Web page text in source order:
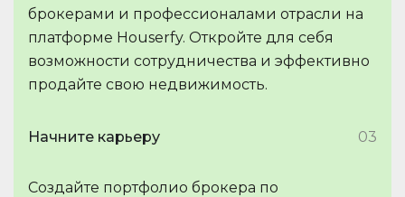
брокерами и профессионалами отрасли на
платформе Houserfy. Откройте для себя
возможности сотрудничества и эффективно
продайте свою недвижимость.
Начните карьеру 03
Создайте портфолио брокера по